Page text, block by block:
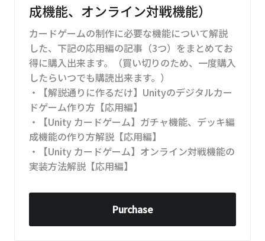
成機能、オンライン対戦機能）
カードゲームの制作に必要な機能について解説
した、下記の応用編の記事（3つ）をまとめてお
得に購入出来ます。（買い切りのため、一度購入
したらいつでも購読出来ます。）
・【解説通りに作るだけ】Unityのデジタルカー
ドゲーム作り方【応用編】
・【Unity カードゲーム】ガチャ機能、デッキ編
成機能の作り方解説【応用編】
・【Unity カードゲーム】オンライン対戦機能の
実装方法解説【応用編】
Purchase